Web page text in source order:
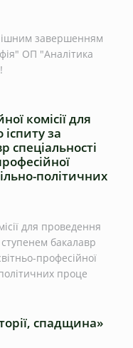
завершенням
ОП "Аналітика
комісії для
за
спеціальності
політичних
для проведення
ступенем бакалавр
професійної
проце
спадщина»